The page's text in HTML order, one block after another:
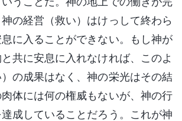
の経営（救い）はけっして終わら
に入ることができない。もし神が
共に安息に入れなければ、このよ
の成果はなく、神の栄光はその結
体には何の権威もないが、神の行
成していることだろう。これが神